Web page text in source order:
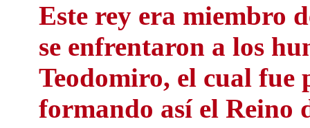
Este rey era miembro
se enfrentaron a los
Teodomiro, el cual fue
formando así el Reino